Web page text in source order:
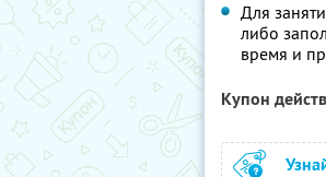
Для
либо
время и
Купон